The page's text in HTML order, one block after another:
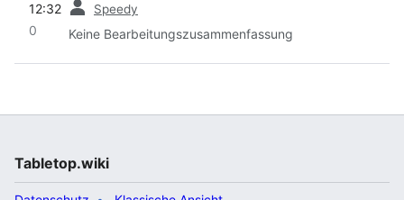
12:32 Speedy
0 Keine Bearbeitungszusammenfassung
Tabletop.wiki